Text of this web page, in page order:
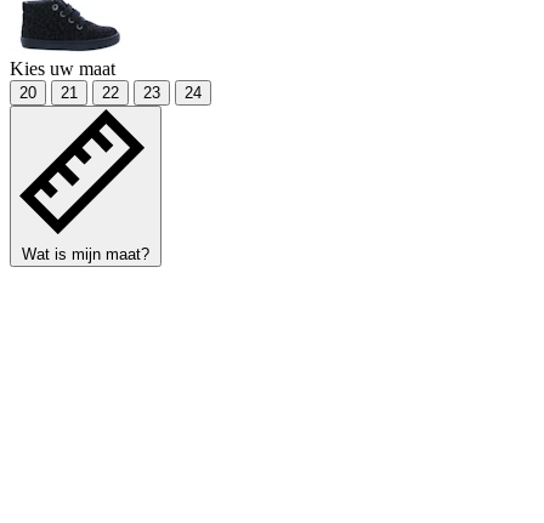
Kies uw maat
20 21 22 23 24
Wat is mijn maat?